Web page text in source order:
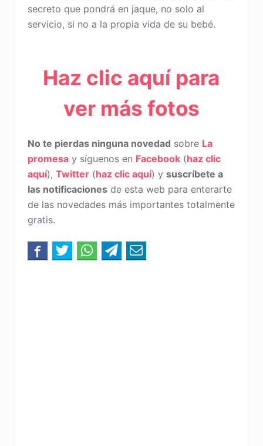
secreto que pondrá en jaque, no solo al
servicio, si no a la propia vida de su bebé.
Haz clic aquí para
ver más fotos
No te pierdas ninguna novedad sobre La
promesay síguenos en Facebook(haz clic
aquí), Twitter(haz clic aquí) y suscríbete a
las notificacionesde esta web para enterarte
de las novedades más importantes totalmente
gratis.